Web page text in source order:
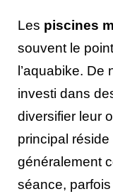
Les piscines
souvent le
l’aquabike. De
investi dans
diversifier leur
principal
généralement
séance,